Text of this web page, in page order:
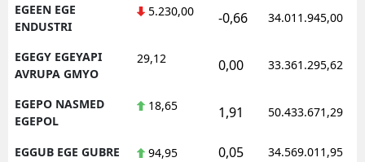
EGEEN EGE
ENDUSTRI
5.230,00 -0,66 34.011.945,00
EGEGY EGEYAPI
AVRUPA GMYO
29,12 0,00 33.361.295,62
EGEPO NASMED
EGEPOL
18,65 1,91 50.433.671,29
EGGUB EGE GUBRE 94,95 0,05 34.569.011,95